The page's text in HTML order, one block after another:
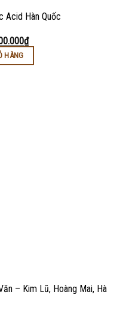
Acid Hàn Quốc
₫
HÀNG
– Kim Lũ, Hoàng Mai, Hà